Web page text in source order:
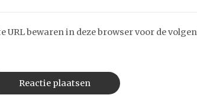
bewaren in deze browser voor de